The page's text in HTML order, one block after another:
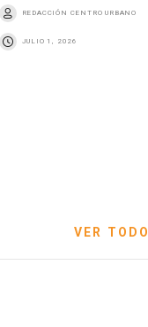
REDACCIÓN CENTRO URBANO
JULIO 1, 2026
VER TODO